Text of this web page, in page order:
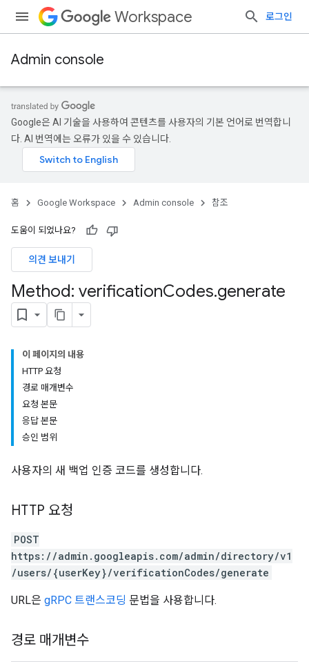
Workspace 로그인
Admin console
Google은 AI 기술을 사용하여 콘텐츠를 사용자의 기본 언어로 번역합니
다. AI 번역에는 오류가 있을 수 있습니다.
홈 Google Workspace Admin console 참조
도움이 되었나요?
의견 보내기
Method: verificationCodes.generate
이 페이지의 내용
HTTP 요청
경로 매개변수
요청 본문
응답 본문
승인 범위
사용자의 새 백업 인증 코드를 생성합니다.
HTTP 요청
POST
https://admin.googleapis.com/admin/directory/v1
/users/{userKey}/verificationCodes/generate
URL은 gRPC 트랜스코딩 문법을 사용합니다.
경로 매개변수